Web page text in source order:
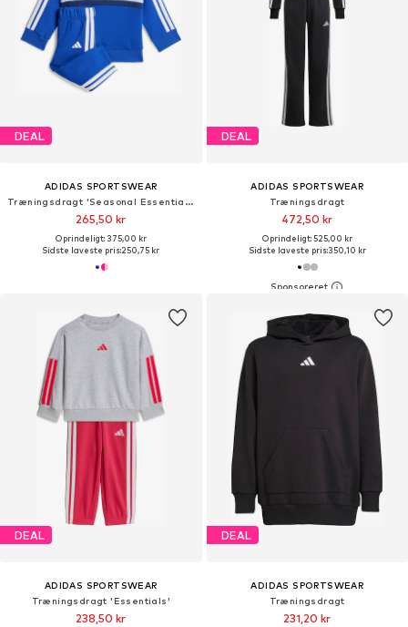
DEAL
ADIDAS SPORTSWEAR
Træningsdragt 'Seasonal Essentials Tiberio'
265,50 kr
Oprindeligt: 375,00 kr
Sidste laveste pris:250,75 kr
DEAL
ADIDAS SPORTSWEAR
Træningsdragt
472,50 kr
Oprindeligt: 525,00 kr
Sidste laveste pris:350,10 kr
DEAL
ADIDAS SPORTSWEAR
Træningsdragt 'Essentials'
238,50 kr
DEAL
ADIDAS SPORTSWEAR
Træningsdragt
231,20 kr